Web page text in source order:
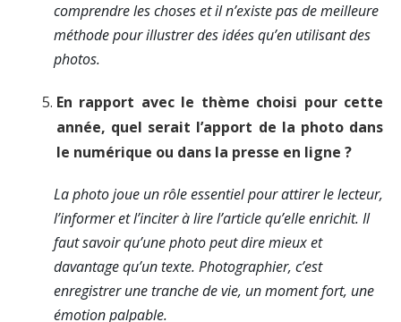
comprendre les choses et il n’existe pas de meilleure
méthode pour illustrer des idées qu’en utilisant des
photos.
En rapport avec le thème choisi pour cette
année, quel serait l’apport de la photo dans
le numérique ou dans la presse en ligne ?
La photo joue un rôle essentiel pour attirer le lecteur,
l’informer et l’inciter à lire l’article qu’elle enrichit. Il
faut savoir qu’une photo peut dire mieux et
davantage qu’un texte. Photographier, c’est
enregistrer une tranche de vie, un moment fort, une
émotion palpable.